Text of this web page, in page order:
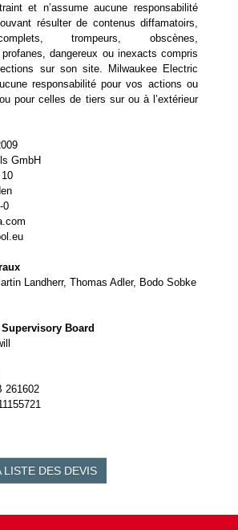
et n’assume aucune responsabilité
résulter de contenus diffamatoirs,
trompeurs, obscènes,
profanes, dangereux ou inexacts compris
sur son site. Milwaukee Electric
responsabilité pour vos actions ou
pour celles de tiers sur ou à l’extérieur
GmbH
0
Landherr, Thomas Adler, Bodo Sobke
Board
261602
LISTE DES DEVIS